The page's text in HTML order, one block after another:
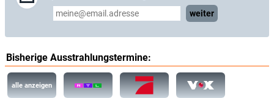
weiter
Bisherige Ausstrahlungstermine:
alle anzeigen